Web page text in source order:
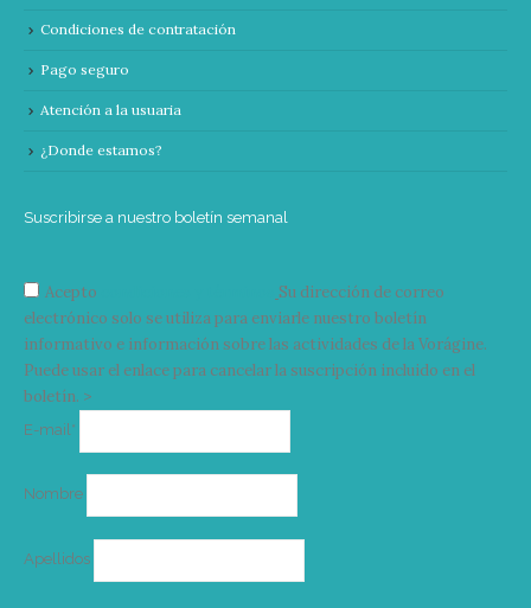
Condiciones de contratación
Pago seguro
Atención a la usuaria
¿Donde estamos?
Suscribirse a nuestro boletín semanal
Acepto
Su dirección de correo
electrónico solo se utiliza para enviarle nuestro boletín
informativo e información sobre las actividades de la Vorágine.
Puede usar el enlace para cancelar la suscripción incluido en el
boletín. >
E-mail*
Nombre
Apellidos